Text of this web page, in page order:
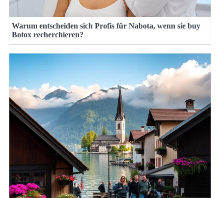
Warum entscheiden sich Profis für Nabota, wenn sie buy
Botox recherchieren?